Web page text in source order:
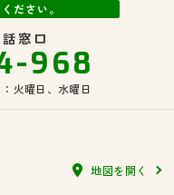
まにご利用いただくにあた
、各種の工事やサービス提
又は業務委託先等を通じ
ールアドレス、氏名、住
らの個人情報は下記の目的
ービスの提供
Ｒ、調査・データ集積、
ださい。
窓口
968
火曜日、水曜日
地図を開く